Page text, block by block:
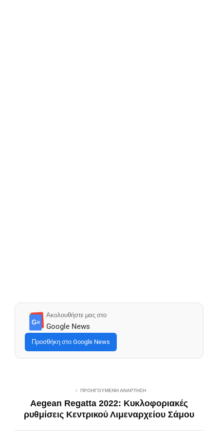
G≡
Ακολουθήστε μας στο
Google News
Προσθήκη στο Google News
ΠΡΟΗΓΟΎΜΕΝΗ ΑΝΆΡΤΗΣΗ
Aegean Regatta 2022: Κυκλοφοριακές
ρυθμίσεις Κεντρικού Λιμεναρχείου Σάμου